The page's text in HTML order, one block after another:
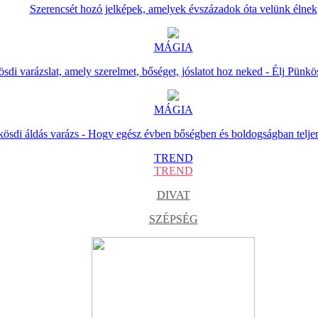
Szerencsét hozó jelképek, amelyek évszázadok óta velünk élnek
MÁGIA
varázslat, amely szerelmet, bőséget, jóslatot hoz neked - Élj
MÁGIA
áldás varázs - Hogy egész évben bőségben és boldogságban
TREND
TREND
DIVAT
SZÉPSÉG